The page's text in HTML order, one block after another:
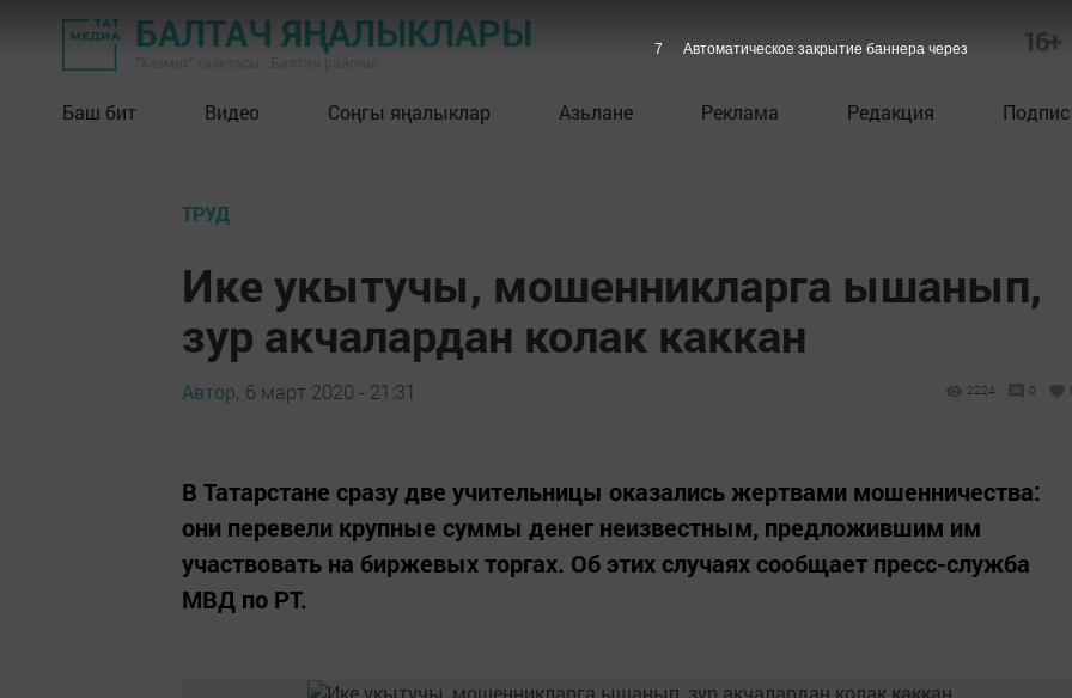
БАЛТАЧ ЯҢАЛЫКЛАРЫ 16+
Баш бит Видео Соңгы яңалыклар Азьлане Реклама Редакция
ТРУД
Ике укытучы, мошенникларга ышанып,
зур акчалардан колак каккан
Автор, 6 март 2020 - 21:31 2224 0
В Татарстане сразу две учительницы оказались жертвами мошенничества:
они перевели крупные суммы денег неизвестным, предложившим им
участвовать на биржевых торгах. Об этих случаях сообщает пресс-служба
МВД по РТ.
6 Автоматическое закрытие баннера через